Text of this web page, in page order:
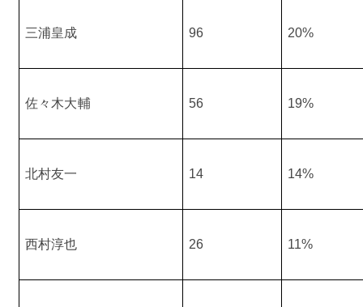
三浦皇成 96 20%
佐々木大輔 56 19%
北村友一 14 14%
西村淳也 26 11%